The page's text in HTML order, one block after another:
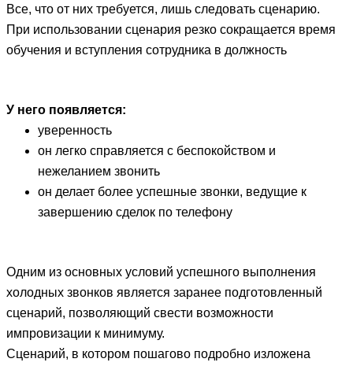
Все, что от них требуется, лишь следовать сценарию.
При использовании сценария резко сокращается время
обучения и вступления сотрудника в должность
У него появляется:
уверенность
он легко справляется с беспокойством и
нежеланием звонить
он делает более успешные звонки, ведущие к
завершению сделок по телефону
Одним из основных условий успешного выполнения
холодных звонков является заранее подготовленный
сценарий, позволяющий свести возможности
импровизации к минимуму.
Сценарий, в котором пошагово подробно изложена